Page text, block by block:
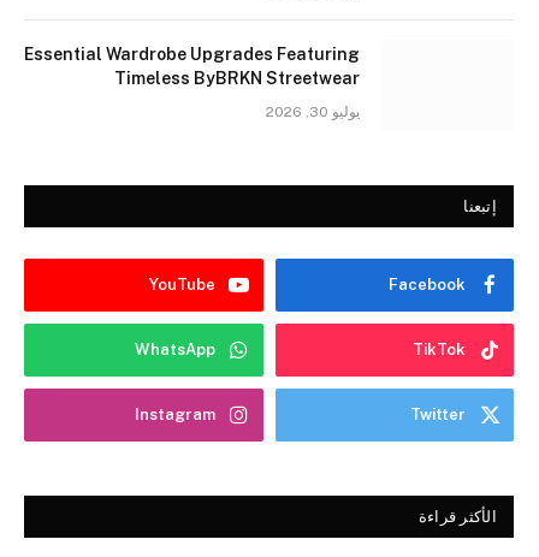
Essential Wardrobe Upgrades Featuring
Timeless ByBRKN Streetwear
يوليو 30, 2026
إتبعنا
Facebook
YouTube
TikTok
WhatsApp
Twitter
Instagram
الأكثر قراءة